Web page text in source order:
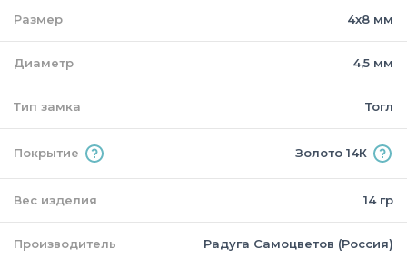
Размер 4х8 мм
Диаметр 4,5 мм
Тип замка Тогл
Покрытие Золото 14К
Вес изделия 14 гр
Производитель Радуга Самоцветов (Россия)